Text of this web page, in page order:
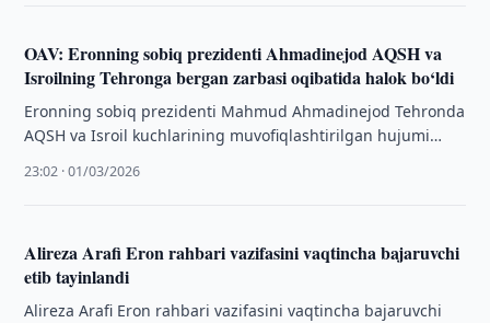
OAV: Eronning sobiq prezidenti Ahmadinejod AQSH va
Isroilning Tehronga bergan zarbasi oqibatida halok bo‘ldi
Eronning sobiq prezidenti Mahmud Ahmadinejod Tehronda
AQSH va Isroil kuchlarining muvofiqlashtirilgan hujumi
…
23:02 · 01/03/2026
Alireza Arafi Eron rahbari vazifasini vaqtincha bajaruvchi
etib tayinlandi
Alireza Arafi Eron rahbari vazifasini vaqtincha bajaruvchi